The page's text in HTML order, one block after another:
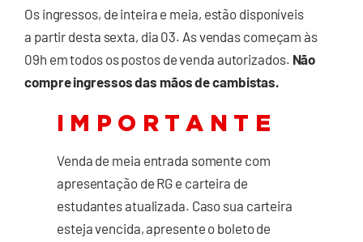
Os ingressos, de inteira e meia, estão disponíveis
a partir desta sexta, dia 03. As vendas começam às
09h em todos os postos de venda autorizados. Não
compre ingressos das mãos de cambistas.
I M P O R T A N T E
Venda de meia entrada somente com
apresentação de RG e carteira de
estudantes atualizada. Caso sua carteira
esteja vencida, apresente o boleto de